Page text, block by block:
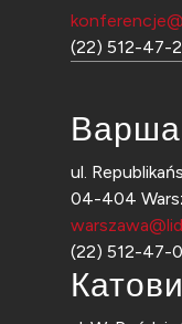
(22) 512-47-
ul.
04-404
(22) 512-47-